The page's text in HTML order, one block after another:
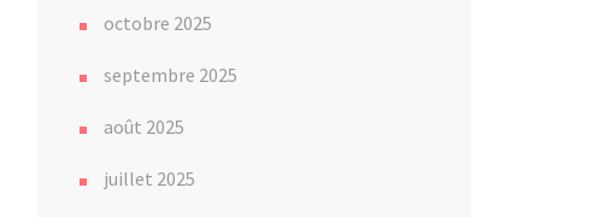
octobre 2025
septembre 2025
août 2025
juillet 2025